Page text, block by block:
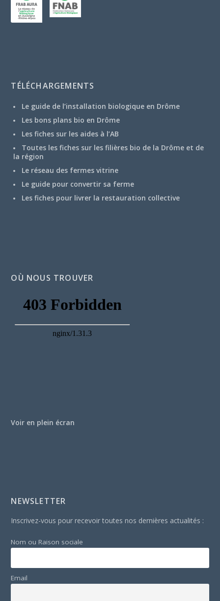
TÉLÉCHARGEMENTS
Le guide de l’installation biologique en Drôme
Les bons plans bio en Drôme
Les fiches sur les aides à l’AB
Toutes les fiches sur les filières bio de la Drôme et de
la région
Le réseau des fermes vitrine
Le guide pour convertir sa ferme
Les fiches pour livrer la restauration collective
OÙ NOUS TROUVER
Voir en plein écran
NEWSLETTER
Inscrivez-vous pour recevoir toutes nos dernières actualités :
Nom ou Raison sociale
Email